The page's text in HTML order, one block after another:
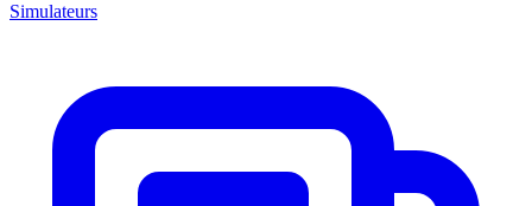
Simulateurs